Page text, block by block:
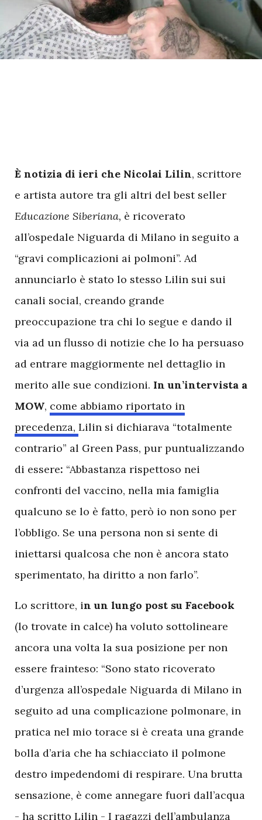
È notizia di ieri che Nicolai Lilin, scrittore
e artista autore tra gli altri del best seller
Educazione Siberiana, è ricoverato
all’ospedale Niguarda di Milano in seguito a
“gravi complicazioni ai polmoni”. Ad
annunciarlo è stato lo stesso Lilin sui sui
canali social, creando grande
preoccupazione tra chi lo segue e dando il
via ad un flusso di notizie che lo ha persuaso
ad entrare maggiormente nel dettaglio in
merito alle sue condizioni. In un’intervista a
MOW, come abbiamo riportato in
precedenza, Lilin si dichiarava “totalmente
contrario” al Green Pass, pur puntualizzando
di essere: “Abbastanza rispettoso nei
confronti del vaccino, nella mia famiglia
qualcuno se lo è fatto, però io non sono per
l’obbligo. Se una persona non si sente di
iniettarsi qualcosa che non è ancora stato
sperimentato, ha diritto a non farlo”.
Lo scrittore, in un lungo post su Facebook
(lo trovate in calce) ha voluto sottolineare
ancora una volta la sua posizione per non
essere frainteso: “Sono stato ricoverato
d’urgenza all’ospedale Niguarda di Milano in
seguito ad una complicazione polmonare, in
pratica nel mio torace si è creata una grande
bolla d’aria che ha schiacciato il polmone
destro impedendomi di respirare. Una brutta
sensazione, è come annegare fuori dall’acqua
- ha scritto Lilin - I ragazzi dell’ambulanza